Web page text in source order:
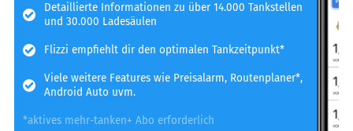
Detaillierte Informationen zu über 14.000 Tankstellen
und 30.000 Ladesäulen
Flizzi empfiehlt dir den optimalen Tankzeitpunkt*
Viele weitere Features wie Preisalarm, Routenplaner*,
Android Auto uvm.
*aktives mehr-tanken+ Abo erforderlich